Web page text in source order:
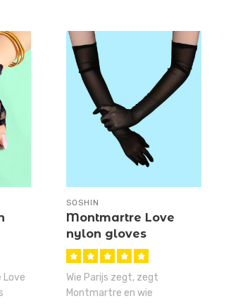
Love
SOSHIN
Montmartre Love
nylon gloves
Wie Parijs zegt, zegt
Montmartre en wie